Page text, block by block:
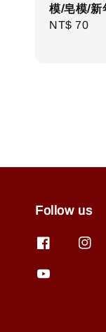
模/皂模/新
Regular
NT$ 70
Follow us